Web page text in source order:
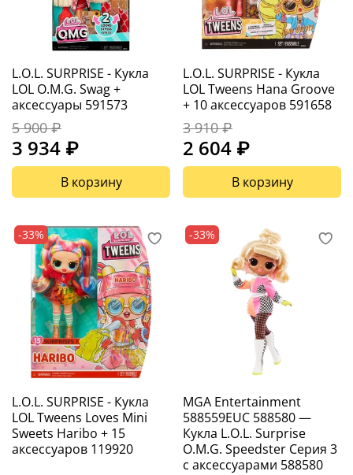
L.O.L. SURPRISE - Кукла
LOL O.M.G. Swag +
аксессуары 591573
5 900 ₽
3 934 ₽
В корзину
L.O.L. SURPRISE - Кукла
LOL Tweens Hana Groove
+ 10 аксессуаров 591658
3 910 ₽
2 604 ₽
В корзину
-33%
L.O.L. SURPRISE - Кукла
LOL Tweens Loves Mini
Sweets Haribo + 15
аксессуаров 119920
-33%
MGA Entertainment
588559EUC 588580 —
Кукла L.O.L. Surprise
O.M.G. Speedster Серия 3
с аксессуарами 588580